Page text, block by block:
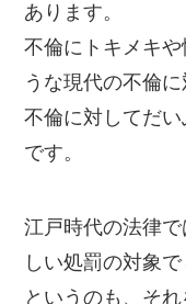
あります。
不倫にトキメキ
うな現代の不倫
不倫に対してだ
です。
江戸時代の法律
しい処罰の対象で
というのも、そ